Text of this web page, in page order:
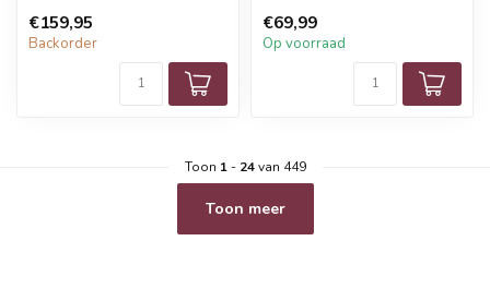
€159,95
Backorder
€69,99
Op voorraad
Toon 1- 24van 449
Toon meer